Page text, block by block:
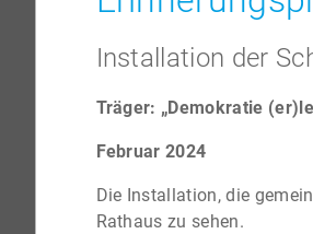
Installation der
Träger: „Demokratie
Februar 2024
Die Installation, die
Rathaus zu sehen.